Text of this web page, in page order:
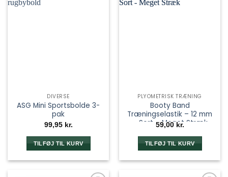
DIVERSE
ASG Mini Sportsbolde 3-
pak
99,95 kr.
TILFØJ TIL KURV
PLYOMETRISK TRÆNING
Booty Band
Træningselastik – 12 mm
– Sort – Meget Stræk
59,00 kr.
TILFØJ TIL KURV